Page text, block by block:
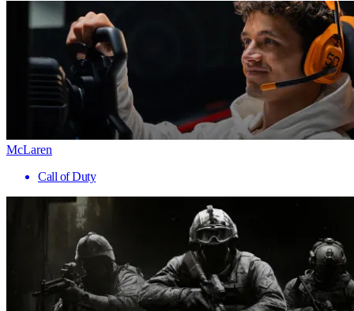
McLaren
Call of Duty